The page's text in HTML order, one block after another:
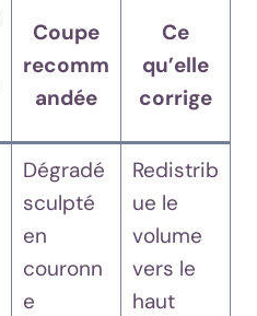
Coupe
recomm
andée
Ce
qu’elle
corrige
Dégradé
sculpté
en
couronn
e
Redistrib
ue le
volume
vers le
haut